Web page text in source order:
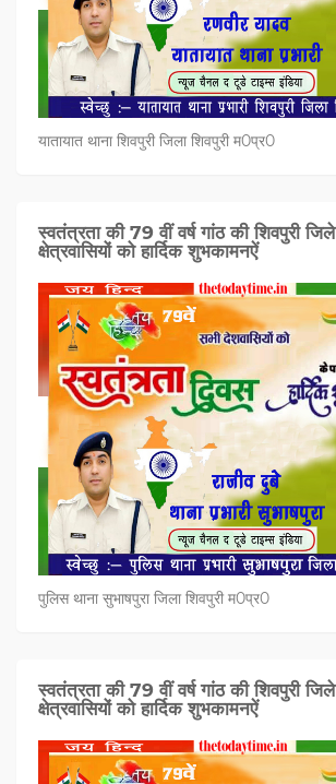
यातायात थाना शिवपुरी जिला शिवपुरी म0प्र0
स्वतंत्रता की 79 वीं वर्ष गांठ की शिवपुरी
क्षेत्रवासियों को हार्दिक शुभकामनऐं
पुलिस थाना सुभाषपुरा जिला शिवपुरी म0प्र0
स्वतंत्रता की 79 वीं वर्ष गांठ की शिवपुरी
क्षेत्रवासियों को हार्दिक शुभकामनऐं